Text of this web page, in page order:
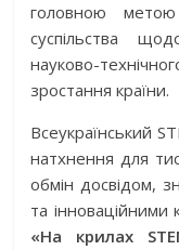
головною метою
суспільства
науково-
зростання країни.
Всеукраїнський
натхнення для
обмін досвідом,
та інноваційними
«На крилах